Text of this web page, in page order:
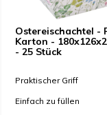
Ostereischachtel -
Karton -
- 25 Stück
Praktischer Griff
Einfach zu füllen